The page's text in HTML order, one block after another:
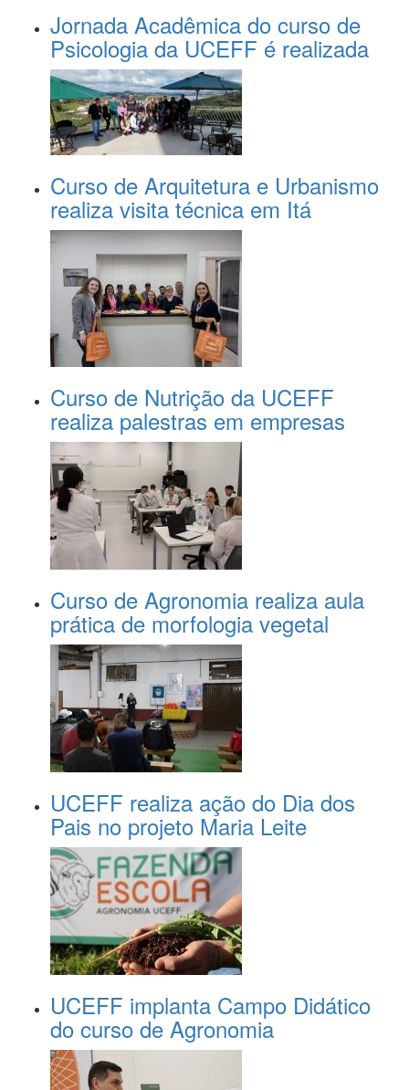
Jornada Acadêmica do curso de
Psicologia da UCEFF é realizada
Curso de Arquitetura e Urbanismo
realiza visita técnica em Itá
Curso de Nutrição da UCEFF
realiza palestras em empresas
Curso de Agronomia realiza aula
prática de morfologia vegetal
UCEFF realiza ação do Dia dos
Pais no projeto Maria Leite
UCEFF implanta Campo Didático
do curso de Agronomia